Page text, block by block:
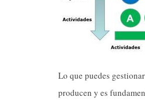
Lo que puedes
producen y es